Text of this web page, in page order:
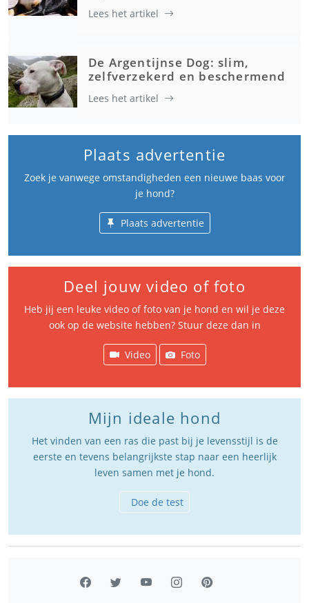
Lees het artikel
De Argentijnse Dog: slim,
zelfverzekerd en beschermend
Lees het artikel
Plaats advertentie
Zoek je vanwege omstandigheden een nieuwe baas voor
je hond?
Plaats advertentie
Deel jouw video of foto
Heb jij een leuke video of foto van je hond en wil je deze
ook op de website hebben? Stuur deze dan in
Video Foto
Mijn ideale hond
Het vinden van een ras die past bij je levensstijl is de
eerste en tevens belangrijkste stap naar een heerlijk
leven samen met je hond.
Doe de test